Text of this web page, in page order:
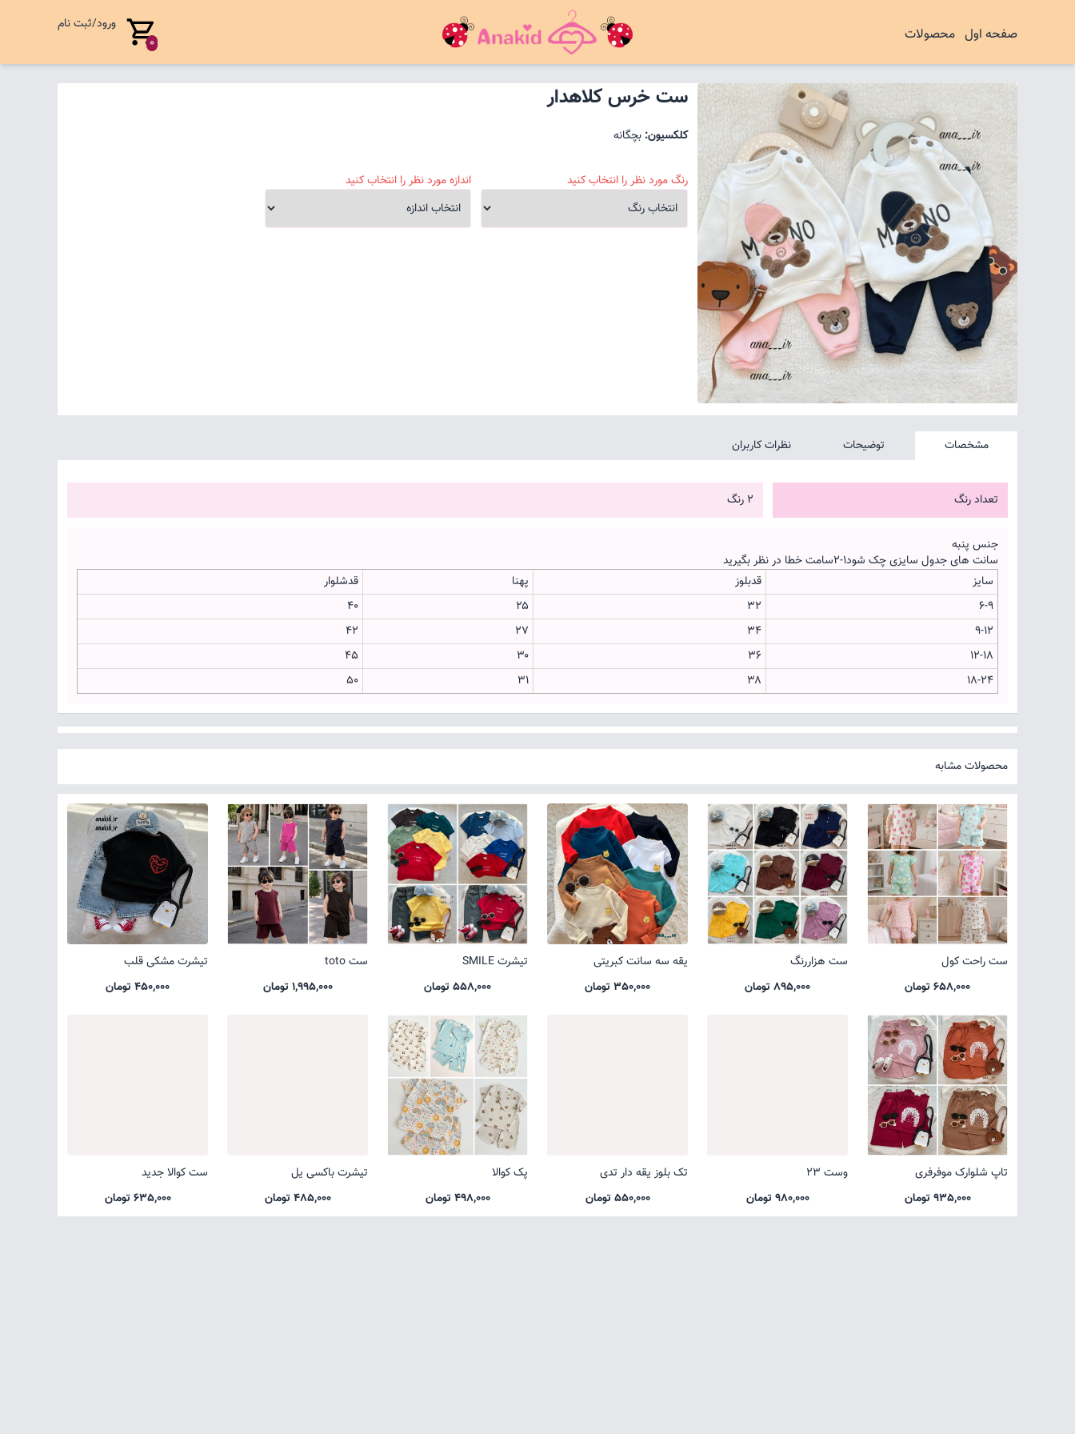
صفحه اول محصولات 0
ورود/ثبت نام
ست خرس کلاهدار
کلکسیون: بچگانه
رنگ مورد نظر را انتخاب کنید اندازه مورد نظر را انتخاب کنید
مشخصات توضیحات نظرات کاربران
تعداد رنگ 2 رنگ
جنس پنبه
سانت های جدول سایزی چک شود۱-۲سامت خطا در نظر بگیرید
سایز
قدبلوز پهنا
قدشلوار
۶-۹
۳۲ ۲۵
۴۰
۹-۱۲
۳۴ ۲۷
۴۲
۱۲-۱۸
۳۶ ۳۰
۴۵
۱۸-۲۴
۳۸ ۳۱ ۵۰
محصولات مشابه
ست راحت کول
658,000 تومان
ست هزاررنگ
895,000 تومان
یقه سه سانت کبریتی
350,000 تومان
تیشرت SMILE
558,000 تومان
ست toto
1,995,000 تومان
تیشرت مشکی قلب
450,000 تومان
تاپ شلوارک موفرفری
935,000 تومان
وست 23
980,000 تومان
تک بلوز یقه دار تدی
550,000 تومان
پک کوالا
498,000 تومان
تیشرت باکسی یل
485,000 تومان
ست کوالا جدید
635,000 تومان